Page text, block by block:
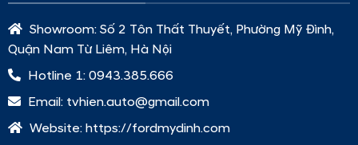
Showroom: Số 2 Tôn Thất Thuyết, Phường Mỹ Đình,
Quận Nam Từ Liêm, Hà Nội
Hotline 1: 0943.385.666
Email: tvhien.auto@gmail.com
Website: https://fordmydinh.com